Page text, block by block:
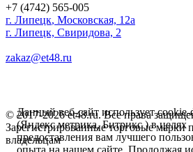
+7 (4742) 565-005
г. Липецк, Московская, 12а
г. Липецк, Свиридова, 2
zakaz@et48.ru
© 2017-2026 et48.ru. Все права
Зарегистрированные торговые марки
владельцам
Данный веб-сайт использует
(Яндекс метрика, Битрикс ) в целях
предоставления вам лучшего
опыта на нашем сайте. Продолжая